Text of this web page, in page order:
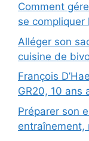
Comment
se compliquer
Alléger son
cuisine de
François
GR20, 10 ans
Préparer son
entraînement,